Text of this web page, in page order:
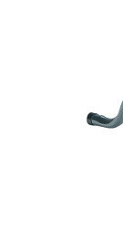
Jardiniere si vase
Iluminat